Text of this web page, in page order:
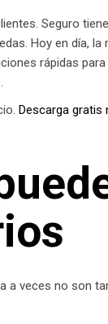
Seguro
Hoy en día,
rápidas
Descarga gratis
veces no son